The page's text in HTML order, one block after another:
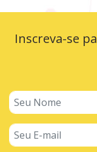
Inscreva-se